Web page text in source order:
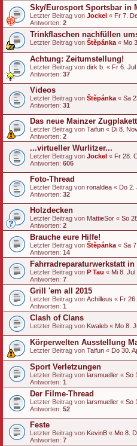
Sky/Eurosport Sportsbar in
Letzter Beitrag von Jockel « Fr 7.
Antworten: 2
Trinkflaschen nachfüllen
Letzter Beitrag von Štěpánka « Mo
Achtung: Zeitumstellung!
Letzter Beitrag von dirk b. « Fr 6. Jul
Antworten: 37
Videos
Letzter Beitrag von Štěpánka « Sa
Antworten: 31
Das neue Mainzer
Letzter Beitrag von Taifun « Di 8.
Antworten: 2
...virtueller Wurlitzer...
Letzter Beitrag von Jockel « Fr 28.
Antworten: 606
Foto-Thread
Letzter Beitrag von ronaldea « Do 2.
Antworten: 32
Holzdecken
Letzter Beitrag von MattieSor « So
Antworten: 2
Brauche eure Hilfe!
Letzter Beitrag von Štěpánka « Sa
Antworten: 14
Fahrradreparaturwerkstatt
Letzter Beitrag von P Tau « Mi 8.
Antworten: 7
Grill 'em all 2015
Letzter Beitrag von Achilleus « Fr
Antworten: 1
Clash of Clans
Letzter Beitrag von Kwaleb « Mo 8.
Körperwelten Ausstellung
Letzter Beitrag von Taifun « Do 30.
Sport Verletzungen
Letzter Beitrag von larsmueller « So
Antworten: 1
Der Filme-Thread
Letzter Beitrag von larsmueller « So
Antworten: 52
Feste
Letzter Beitrag von KevinB « Mo 8.
Antworten: 7